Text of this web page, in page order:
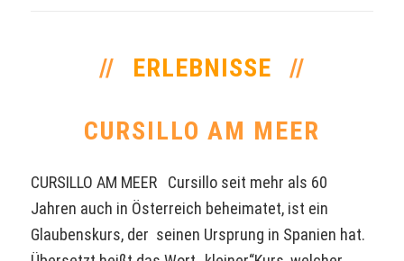
ERLEBNISSE
CURSILLO AM MEER
CURSILLO AM MEER Cursillo seit mehr als 60
Jahren auch in Österreich beheimatet, ist ein
Glaubenskurs, der seinen Ursprung in Spanien hat.